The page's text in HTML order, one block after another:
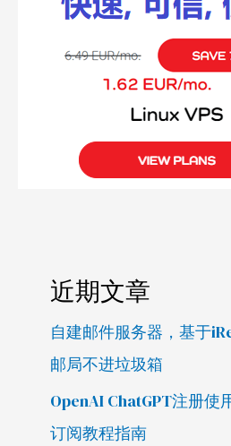
近期文章
自建邮件服务器，基于
邮局不进垃圾箱
OpenAI ChatGPT注册使
订阅教程指南